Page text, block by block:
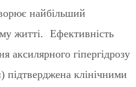
найбільший
житті. Ефективність
аксилярного гіпергідрозу
підтверджена клінічними